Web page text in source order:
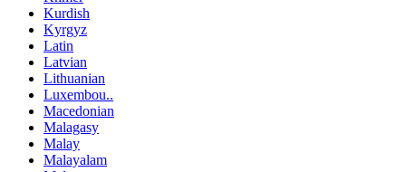
Kurdish
Kyrgyz
Latin
Latvian
Lithuanian
Luxembou..
Macedonian
Malagasy
Malay
Malayalam